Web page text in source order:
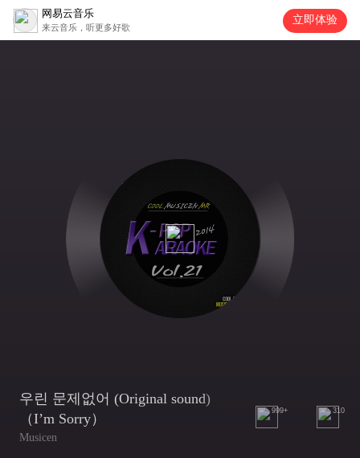
网易云音乐
来云音乐，听更多好歌
立即体验
우린 문제없어 (Original sound)
（I’m Sorry）
Musicen
999+ 310